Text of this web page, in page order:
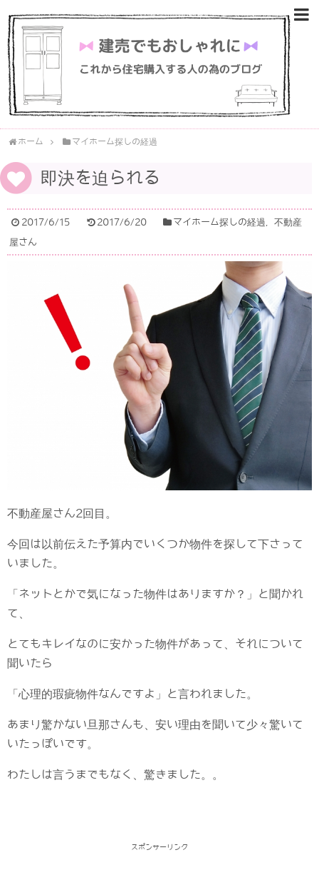
ホーム マイホーム探しの経過
即決を迫られる
2017/6/15 2017/6/20 マイホーム探しの経過 ,不動産
屋さん
不動産屋さん2回目。
今回は以前伝えた予算内でいくつか物件を探して下さって
いました。
「ネットとかで気になった物件はありますか？」と聞かれ
て、
とてもキレイなのに安かった物件があって、それについて
聞いたら
「心理的瑕疵物件なんですよ」と言われました。
あまり驚かない旦那さんも、安い理由を聞いて少々驚いて
いたっぽいです。
わたしは言うまでもなく、驚きました。。
スポンサーリンク